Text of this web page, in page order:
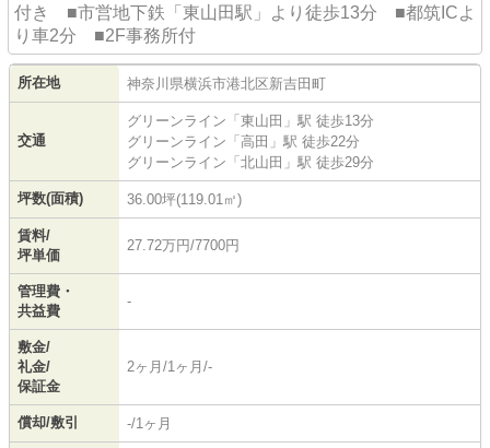
付き ■市営地下鉄「東山田駅」より徒歩13分 ■都筑ICよ
り車2分 ■2F事務所付
所在地 神奈川県横浜市港北区新吉田町
交通
グリーンライン 「 東山田 」駅 徒歩13分
グリーンライン 「 高田 」駅 徒歩22分
グリーンライン 「 北山田 」駅 徒歩29分
坪数(面積) 36.00坪(119.01㎡)
賃料/
坪単価
27.72万円/7700円
管理費・
共益費
-
敷金/
礼金/
保証金
2ヶ月/1ヶ月/-
償却/敷引 -/1ヶ月